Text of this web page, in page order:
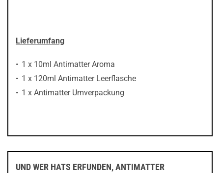
Lieferumfang
1 x 10ml Antimatter Aroma
1 x 120ml Antimatter Leerflasche
1 x Antimatter Umverpackung
UND WER HATS ERFUNDEN, ANTIMATTER